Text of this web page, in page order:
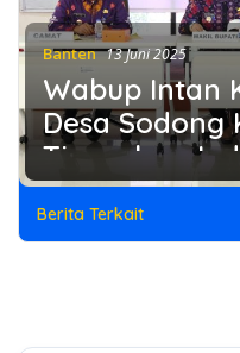
Banten 13 Juni 2025
Wabup Intan
Desa Sodong
Tigaraksa
Desa dan
Provinsi
Berita Terkait